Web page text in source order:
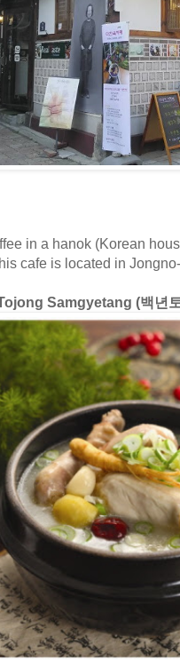
in a hanok (Korean
cafe is located in
Samgyetang (백년